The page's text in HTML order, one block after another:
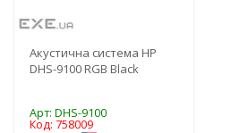
Акустична система HP
DHS-9100 RGB Black
Арт: DHS-9100
Код: 758009